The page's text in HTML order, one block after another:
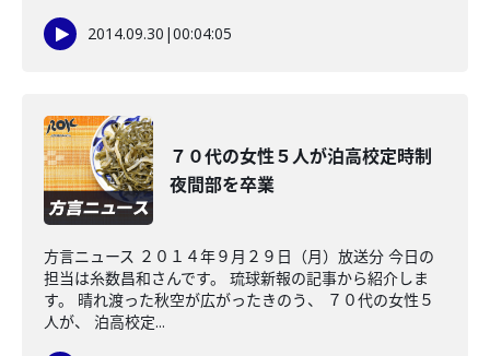
2014.09.30 |00:04:05
７０代の女性５人が泊高校定時制
夜間部を卒業
方言ニュース ２０１４年９月２９日（月）放送分 今日の
担当は糸数昌和さんです。 琉球新報の記事から紹介しま
す。 晴れ渡った秋空が広がったきのう、 ７０代の女性５
人が、 泊高校定...